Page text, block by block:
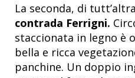
La seconda, di
contrada Ferrigni.
staccionata in legno è
bella e ricca
panchine. Un doppio